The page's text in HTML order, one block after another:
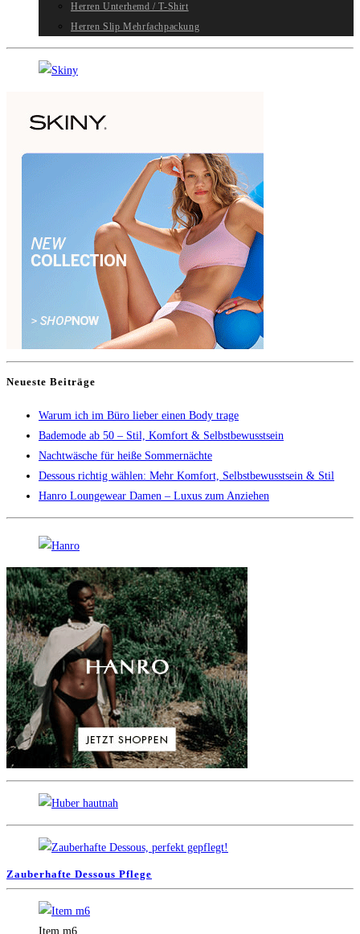
Herren Unterhemd / T-Shirt
Herren Slip Mehrfachpackung
Neueste Beiträge
Warum ich im Büro lieber einen Body trage
Bademode ab 50 – Stil, Komfort & Selbstbewusstsein
Nachtwäsche für heiße Sommernächte
Dessous richtig wählen: Mehr Komfort, Selbstbewusstsein & Stil
Hanro Loungewear Damen – Luxus zum Anziehen
Zauberhafte Dessous Pflege
Item m6